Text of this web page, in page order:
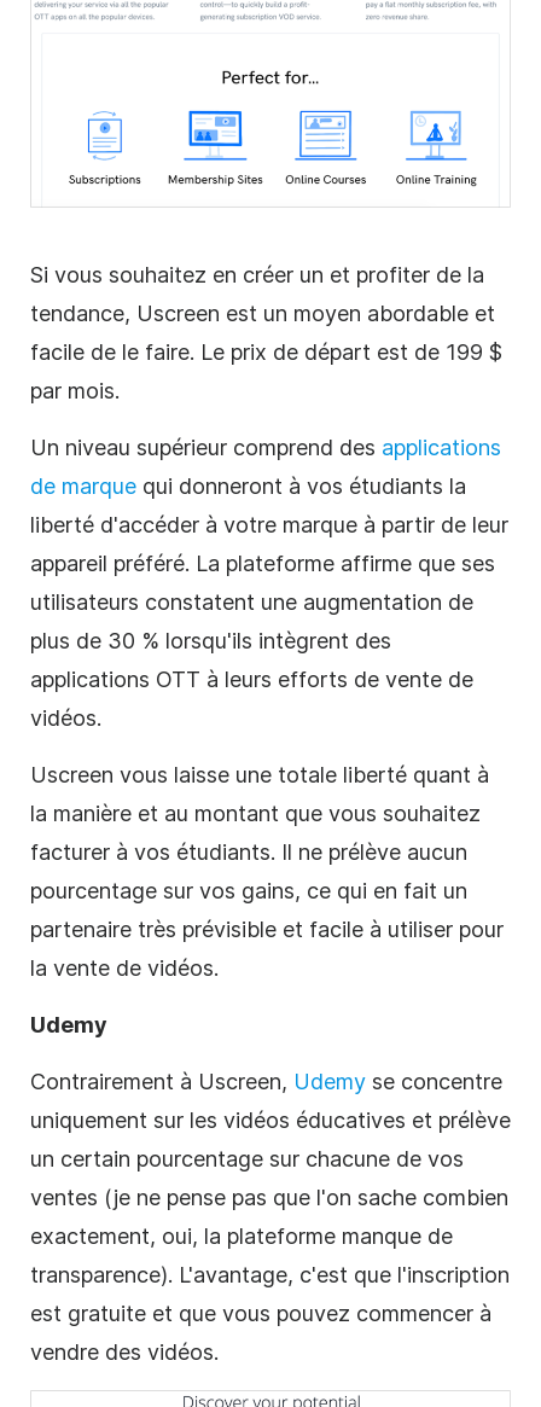
Si vous souhaitez en créer un et profiter de la
tendance, Uscreen est un moyen abordable et
facile de le faire. Le prix de départ est de 199 $
par mois.
Un niveau supérieur comprend des applications
de marque qui donneront à vos étudiants la
liberté d'accéder à votre marque à partir de leur
appareil préféré. La plateforme affirme que ses
utilisateurs constatent une augmentation de
plus de 30 % lorsqu'ils intègrent des
applications OTT à leurs efforts de vente de
vidéos.
Uscreen vous laisse une totale liberté quant à
la manière et au montant que vous souhaitez
facturer à vos étudiants. Il ne prélève aucun
pourcentage sur vos gains, ce qui en fait un
partenaire très prévisible et facile à utiliser pour
la vente de vidéos.
Udemy
Contrairement à Uscreen, Udemy se concentre
uniquement sur les vidéos éducatives et prélève
un certain pourcentage sur chacune de vos
ventes (je ne pense pas que l'on sache combien
exactement, oui, la plateforme manque de
transparence). L'avantage, c'est que l'inscription
est gratuite et que vous pouvez commencer à
vendre des vidéos.